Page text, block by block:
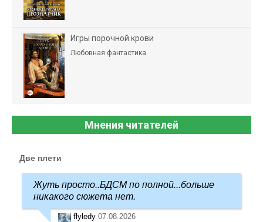
Игры порочной крови
Любовная фантастика
Мнения читателей
Две плети
Жуть просто..БДСМ по полной...больше
никакого сюжета нет.
flyledy 07.08.2026